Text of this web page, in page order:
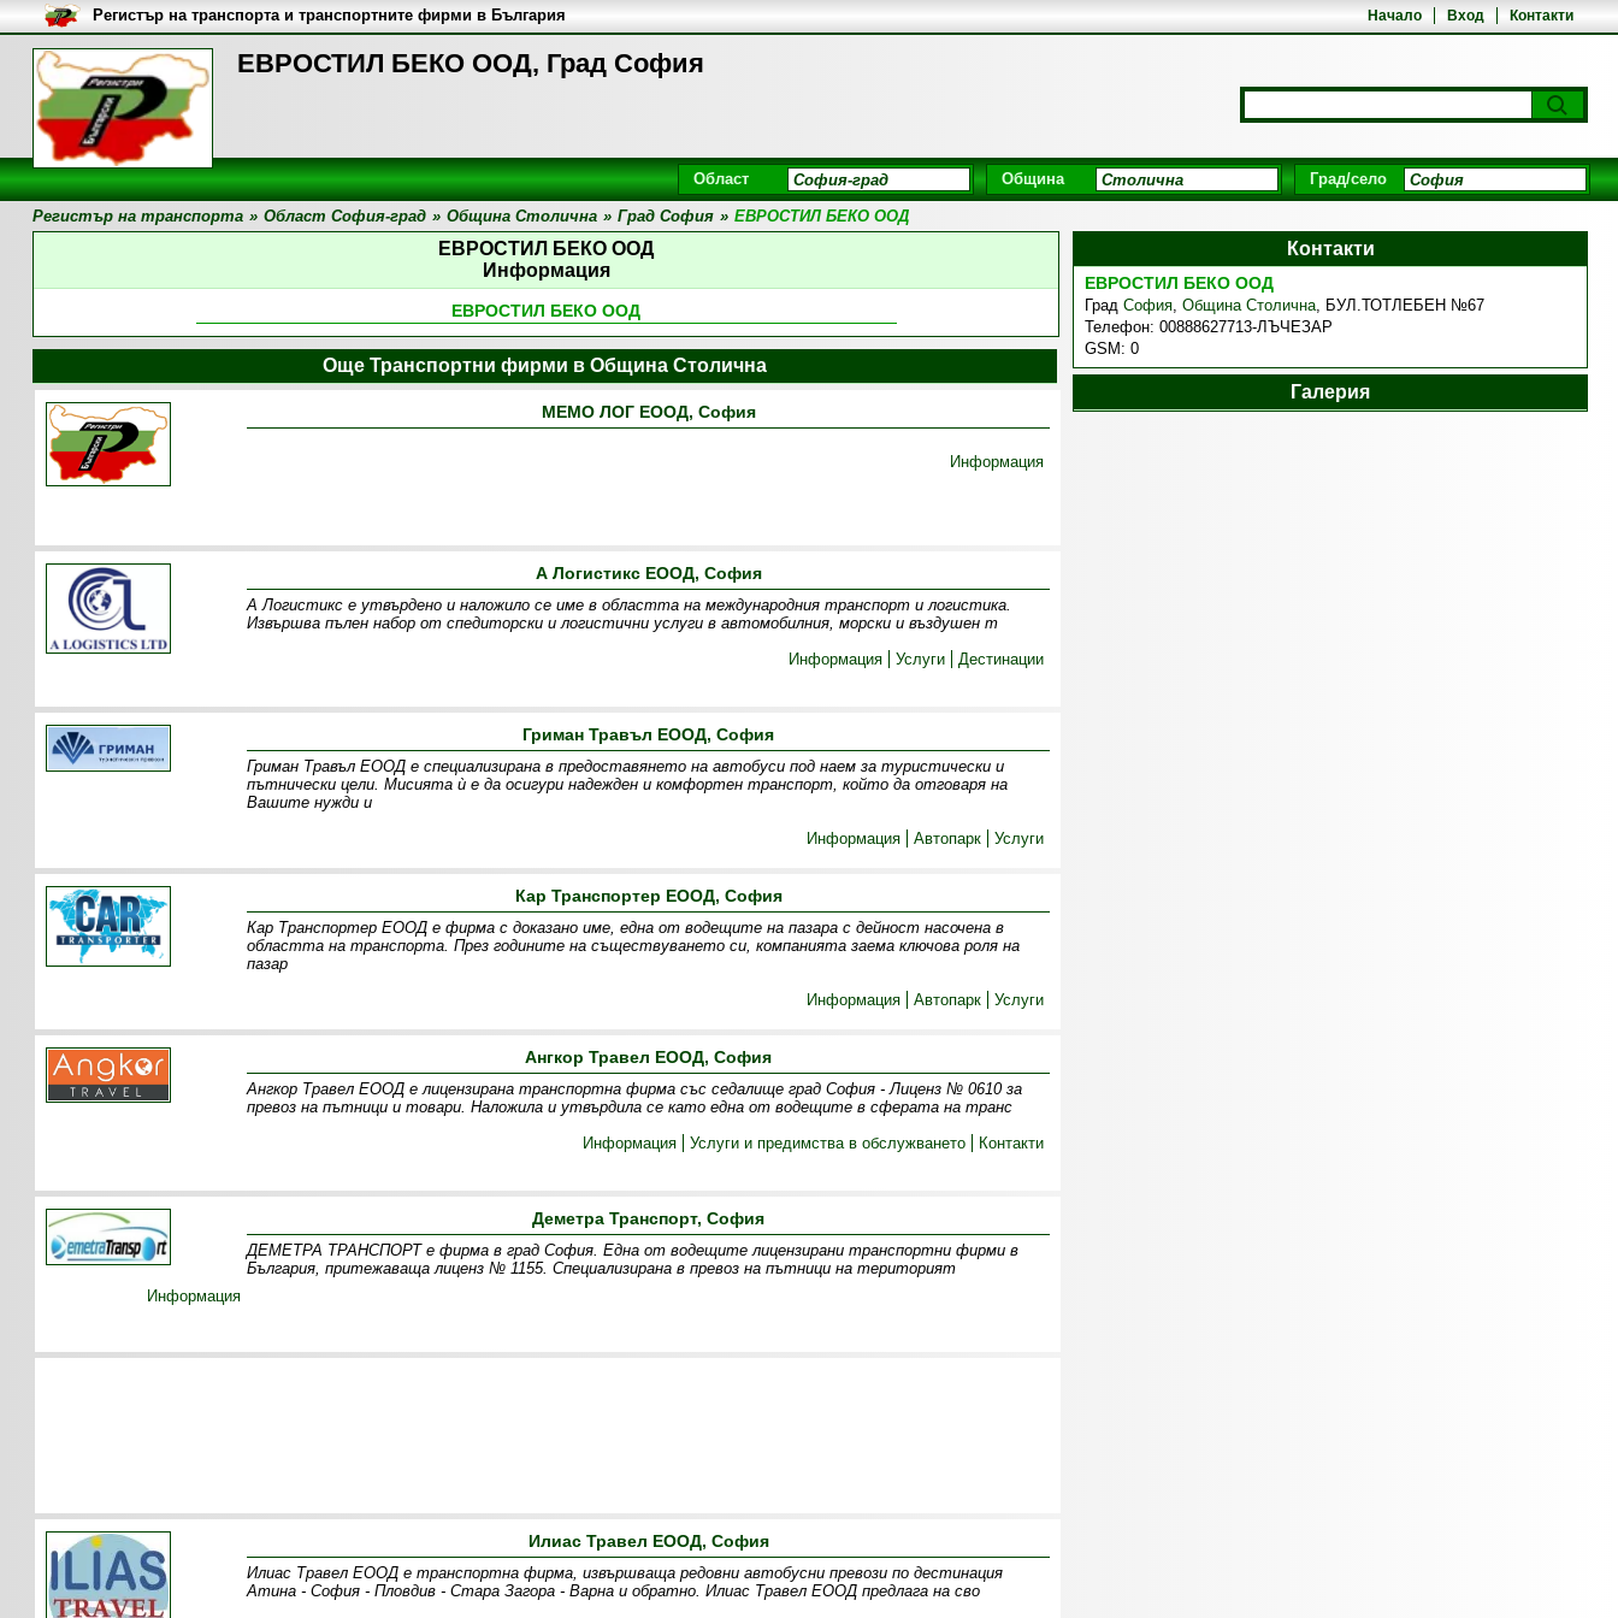
ЕВРОСТИЛ БЕКО ООД, Град София
Начало Вход Контакти
Регистър на транспорта и транспортните фирми в България
Област Община Град/село
Регистър на транспорта » Област София-град » Община Столична » Град София » ЕВРОСТИЛ БЕКО ООД
ЕВРОСТИЛ БЕКО ООД
Информация
ЕВРОСТИЛ БЕКО ООД
Контакти
ЕВРОСТИЛ БЕКО ООД
Град София, Община Столична, БУЛ.ТОТЛЕБЕН №67
Телефон: 00888627713-ЛЪЧЕЗАР
GSM: 0
Галерия
Още Транспортни фирми в Община Столична
МЕМО ЛОГ ЕООД, София
Информация
А Логистикс ЕООД, София
А Логистикс е утвърдено и наложило се име в областта на международния транспорт и логистика.
Извършва пълен набор от спедиторски и логистични услуги в автомобилния, морски и въздушен т
Информация
Услуги Дестинации
Гриман Травъл ЕООД, София
Гриман Травъл ЕООД е специализирана в предоставянето на автобуси под наем за туристически и
пътнически цели. Мисията ѝ е да осигури надежден и комфортен транспорт, който да отговаря на
Вашите нужди и
Информация
Автопарк Услуги
Кар Транспортер ЕООД, София
Кар Транспортер ЕООД е фирма с доказано име, една от водещите на пазара с дейност насочена в
областта на транспорта. През годините на съществуването си, компанията заема ключова роля на
пазар
Информация
Автопарк Услуги
Ангкор Травел ЕООД, София
Ангкор Травел ЕООД е лицензирана транспортна фирма със седалище град София - Лиценз № 0610 за
превоз на пътници и товари. Наложила и утвърдила се като една от водещите в сферата на транс
Информация
Услуги и предимства в обслужването Контакти
Деметра Транспорт, София
ДЕМЕТРА ТРАНСПОРТ е фирма в град София. Една от водещите лицензирани транспортни фирми в
България, притежаваща лиценз № 1155. Специализирана в превоз на пътници на територият
Информация
Илиас Травел ЕООД, София
Илиас Травел ЕООД е транспортна фирма, извършваща редовни автобусни превози по дестинация
Атина - София - Пловдив - Стара Загора - Варна и обратно. Илиас Травел ЕООД предлага на сво